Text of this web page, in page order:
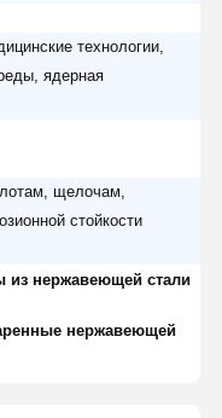
технологии,
ядерная
щелочам,
стойкости
из нержавеющей стали
нержавеющей